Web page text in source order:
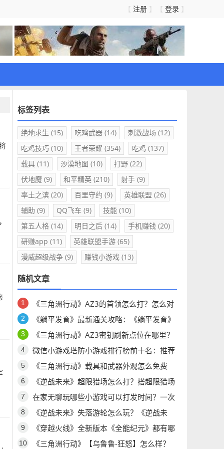
【 注册 】【 登录 】
标签列表
绝地求生 (15) 吃鸡武器(14) 刺激战场 (12)
吃鸡技巧(10) 王者荣耀 (354) 吃鸡 (137)
载具(11) 沙漠地图 (10) 打野(22)
伏地魔(9) 和平精英(210) 射手(9)
率土之滨(20) 百里守约 (9) 英雄联盟 (26)
辅助 (9) QQ飞车(9) 技能(10)
第五人格(14) 明日之后(14) 手机赚钱 (20)
研赚app (11) 英雄联盟手游(65)
漫威超级战争(9) 赚钱小游戏(13)
随机文章
《三角洲行动》AZ3的首领怎么打？怎么对
付AZ3首领H1000？
《躺平发育》最新通关攻略：《躺平发育》
你想问的问题都有答案！
《三角洲行动》AZ3密钥刷新点位在哪里？
《三角洲行动》AZ3密钥点位公布
微信小游戏塔防小游戏排行榜前十名：推荐
五款经典塔防小游戏，怎么玩都不腻！
《三角洲行动》载具和武器外观怎么免费
拿！
《逆战未来》超限猎场怎么打？搭超限猎场
最强搭配推荐
在家无聊玩哪些小游戏可以打发时间？一次
分享六个耐玩微信小游戏！
《逆战未来》失落游轮怎么玩？《逆战未
来》失落游轮攻略！
《穿越火线》全新版本《全能纪元》都有哪
些更新？《穿越火线》怀旧版有哪些更新？
《三角洲行动》【乌鲁鲁-狂怒】怎么样？